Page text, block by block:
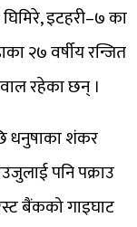
इटहरी–७ का
२७ वर्षीय रन्जित
रहेका छन् ।
धनुषाका शंकर
पनि पक्राउ
बैंकको गाइघाट